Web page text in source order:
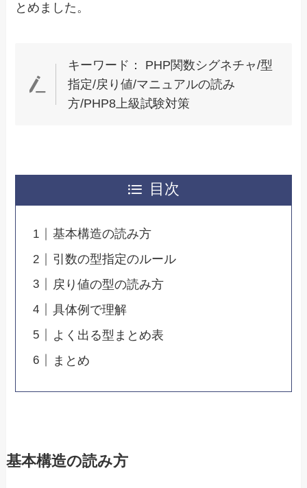
とめました。
キーワード： PHP関数シグネチャ/型
指定/戻り値/マニュアルの読み
方/PHP8上級試験対策
目次
基本構造の読み方
引数の型指定のルール
戻り値の型の読み方
具体例で理解
よく出る型まとめ表
まとめ
基本構造の読み方